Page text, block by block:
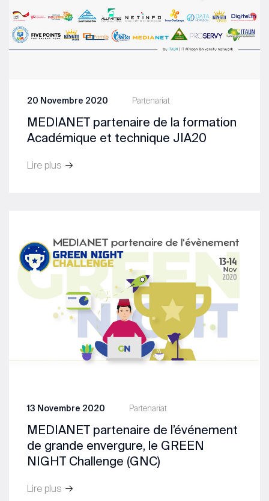
Partenariat
20 Novembre 2020
MEDIANET partenaire de la formation
Académique et technique JIA20
Lire plus
Partenariat
13 Novembre 2020
MEDIANET partenaire de l’événement
de grande envergure, le GREEN
NIGHT Challenge (GNC)
Lire plus